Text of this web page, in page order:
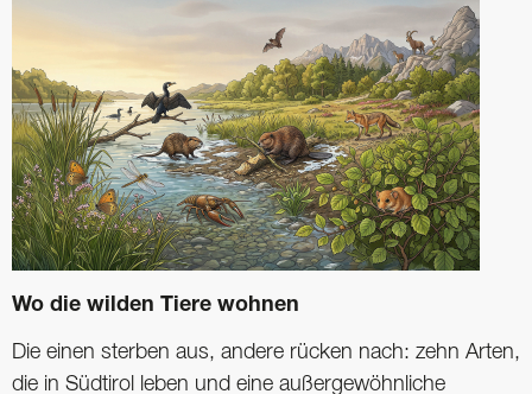
Wo die wilden Tiere wohnen
Die einen sterben aus, andere rücken nach: zehn Arten,
die in Südtirol leben und eine außergewöhnliche